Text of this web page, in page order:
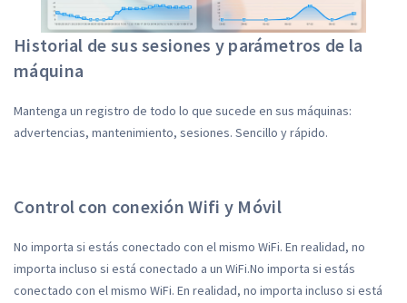
Historial de sus sesiones y parámetros de la
máquina
Mantenga un registro de todo lo que sucede en sus máquinas:
advertencias, mantenimiento, sesiones. Sencillo y rápido.
Control con conexión Wifi y Móvil
No importa si estás conectado con el mismo WiFi. En realidad, no
importa incluso si está conectado a un WiFi.No importa si estás
conectado con el mismo WiFi. En realidad, no importa incluso si está